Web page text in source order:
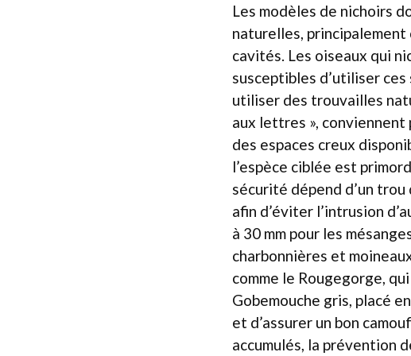
Les modèles de nichoirs
naturelles,
cavités. Les oiseaux qui
susceptibles d’utiliser
utiliser des trouvailles
aux lettres », conviennent
des espaces creux
l’espèce ciblée est
sécurité dépend d’un trou
afin d’éviter l’intrusion
à 30 mm pour les
charbonnières et
comme le Rougegorge,
Gobemouche gris, placé
et d’assurer un bon
accumulés, la prévention